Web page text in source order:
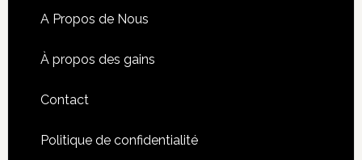
A Propos de Nous
À propos des gains
Contact
Politique de confidentialité